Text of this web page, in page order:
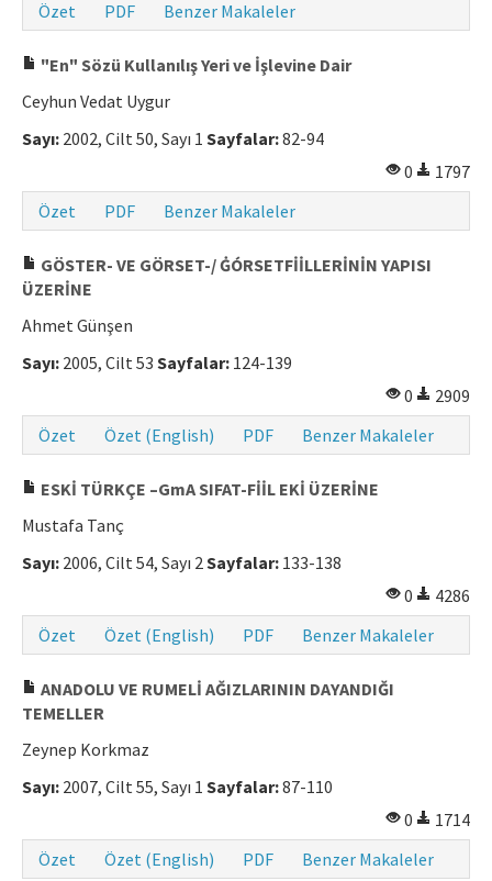
Özet PDF Benzer Makaleler
"En" Sözü Kullanılış Yeri ve İşlevine Dair
Ceyhun Vedat Uygur
Sayı: 2002, Cilt 50, Sayı 1 Sayfalar:82-94
0
1797
Özet
PDF Benzer Makaleler
GÖSTER- VE GÖRSET-/ ĠÓRSETFİİLLERİNİN YAPISI
ÜZERİNE
Ahmet Günşen
Sayı: 2005, Cilt 53 Sayfalar: 124-139
0
2909
Özet
Özet (English) PDF Benzer Makaleler
ESKİ TÜRKÇE –GmA SIFAT-FİİL EKİ ÜZERİNE
Mustafa Tanç
Sayı: 2006, Cilt 54, Sayı 2Sayfalar: 133-138
0
4286
Özet
Özet (English) PDF Benzer Makaleler
ANADOLU VE RUMELİ AĞIZLARININ DAYANDIĞI
TEMELLER
Zeynep Korkmaz
Sayı: 2007, Cilt 55, Sayı 1 Sayfalar:87-110
0
1714
Özet
Özet (English) PDF Benzer Makaleler